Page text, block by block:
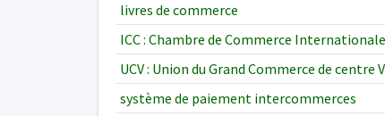
livres de commerce
ICC : Chambre de Commerce Internationale
UCV : Union du Grand Commerce de centre
système de paiement intercommerces